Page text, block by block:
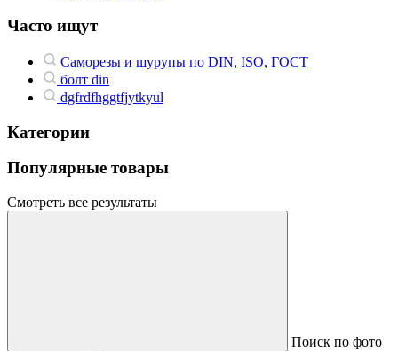
Часто ищут
Саморезы и шурупы по DIN, ISO, ГОСТ
болт din
dgfrdfhggtfjytkyul
Категории
Популярные товары
Смотреть все результаты
Поиск по фото